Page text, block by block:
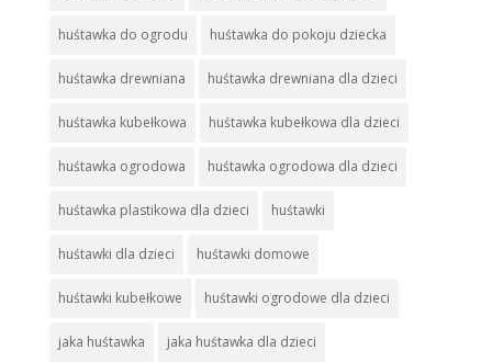
huśtawka do ogrodu huśtawka do pokoju dziecka
huśtawka drewniana huśtawka drewniana dla dzieci
huśtawka kubełkowa huśtawka kubełkowa dla dzieci
huśtawka ogrodowa huśtawka ogrodowa dla dzieci
huśtawka plastikowa dla dzieci huśtawki
huśtawki dla dzieci huśtawki domowe
huśtawki kubełkowe huśtawki ogrodowe dla dzieci
jaka huśtawka jaka huśtawka dla dzieci